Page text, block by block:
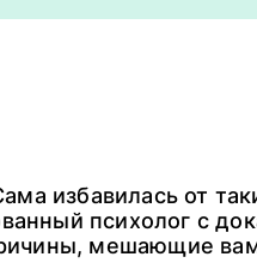
избавилась от
психолог с
мешающие